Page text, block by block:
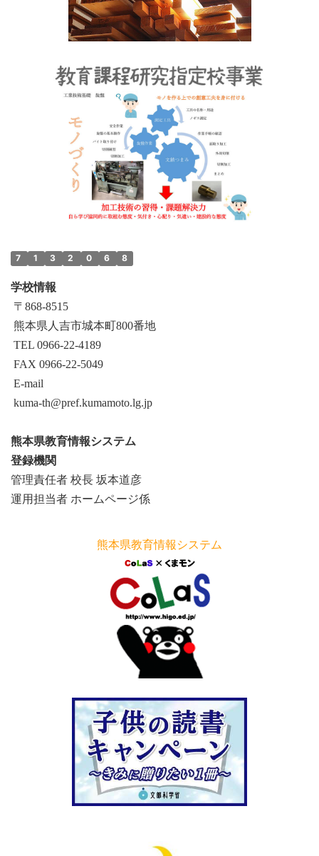
7 1 3 2 0 6 8
学校情報
〒868‐8515
熊本県人吉市城本町800番地
TEL 0966-22-4189
FAX 0966-22-5049
E-mail
kuma-th@pref.kumamoto.lg.jp
熊本県教育情報システム
登録機関
管理責任者 校長 坂本道彦
運用担当者 ホームページ係
熊本県教育情報システム